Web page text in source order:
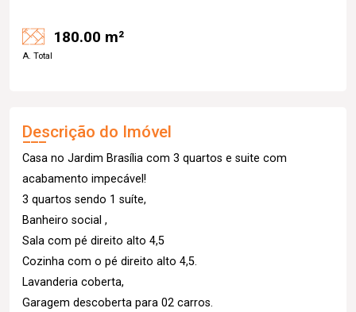
180.00 m²
A. Total
Descrição do Imóvel
Casa no Jardim Brasília com 3 quartos e suite com
acabamento impecável!
3 quartos sendo 1 suíte,
Banheiro social ,
Sala com pé direito alto 4,5
Cozinha com o pé direito alto 4,5.
Lavanderia coberta,
Garagem descoberta para 02 carros.